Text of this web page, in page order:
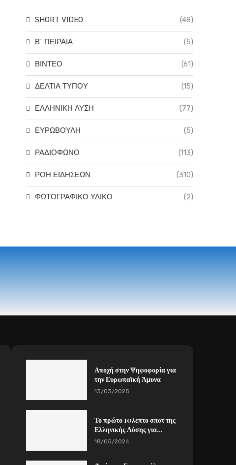
SHORT VIDEO (48)
Β΄ ΠΕΙΡΑΙΑ (5)
ΒΙΝΤΕΟ (61)
ΔΕΛΤΙΑ ΤΥΠΟΥ (15)
ΕΛΛΗΝΙΚΗ ΛΥΣΗ (77)
ΕΥΡΩΒΟΥΛΗ (5)
ΡΑΔΙΟΦΩΝΟ (113)
ΡΟΗ ΕΙΔΗΣΕΩΝ (310)
ΦΩΤΟΓΡΑΦΙΚΟ ΥΛΙΚΟ (2)
Αποχή στην Ψηφοφορία για
την Ευρωπαϊκή Άμυνα
13/03/2025
Το πρώτο 10λεπτο σποτ της
Ελληνικής Λύσης για...
18/05/2024